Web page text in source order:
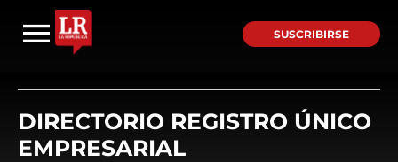
SUSCRIBIRSE
DIRECTORIO REGISTRO ÚNICO
EMPRESARIAL